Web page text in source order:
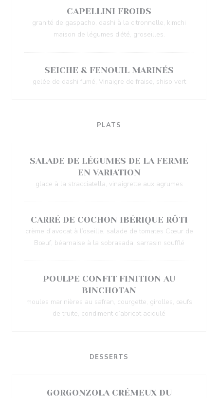
CAPELLINI FROIDS
granité de gaspacho, dashi à la citronnelle, kimchi
maison de légumes d’été, groseilles.
SEICHE & FENOUIL MARINÉS
gelée de dashi fumé, Vinaigre de fraise, shiso vert
PLATS
SALADE DE LÉGUMES DE LA FERME
EN VARIATION
glace à la stracciatella, vinaigrette aux agrumes
CARRÉ DE COCHON IBÉRIQUE RÔTI
crème d’avocat à l’oseille, salade de tomates Cœur de
Bœuf, béarnaise à la sobrasada, sarrasin soufflé
POULPE CONFIT FINITION AU
BINCHOTAN
moules marinières au safran, courgette, girolles, œufs
de truite, condiment d’abricot acidulé
DESSERTS
GORGONZOLA CRÉMEUX DU